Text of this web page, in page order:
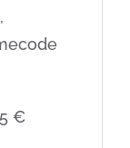
€